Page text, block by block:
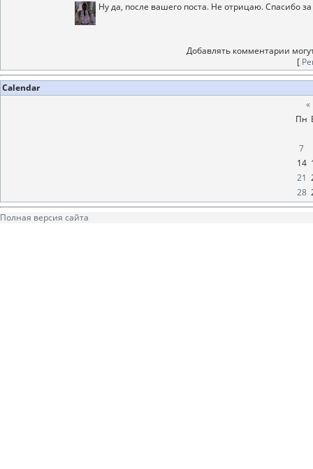
Ну да, после вашего поста. Не отрицаю. Спасибо
Добавлять комментарии
[
Calendar
«
Пн
7
14
21
28
Полная версия сайта